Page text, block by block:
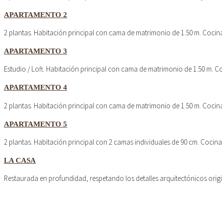
APARTAMENTO 2
2 plantas. Habitación principal con cama de matrimonio de 1.50 m.
APARTAMENTO 3
Estudio / Loft. Habitación principal con cama de matrimonio de 1.50 m.
APARTAMENTO 4
2 plantas. Habitación principal con cama de matrimonio de 1.50 m.
APARTAMENTO 5
2 plantas. Habitación principal con 2 camas individuales de 90 cm.
LA CASA
Restaurada en profundidad, respetando los detalles arquitectónicos